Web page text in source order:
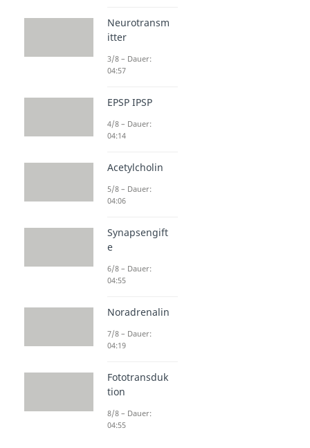
Neurotransm
itter
3/8 – Dauer:
04:57
EPSP IPSP
4/8 – Dauer:
04:14
Acetylcholin
5/8 – Dauer:
04:06
Synapsengift
e
6/8 – Dauer:
04:55
Noradrenalin
7/8 – Dauer:
04:19
Fototransduk
tion
8/8 – Dauer:
04:55